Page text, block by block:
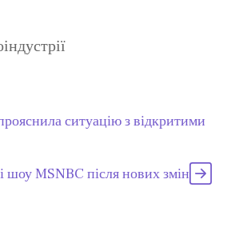
ситуацію з відкритими
шоу MSNBC після нових змін